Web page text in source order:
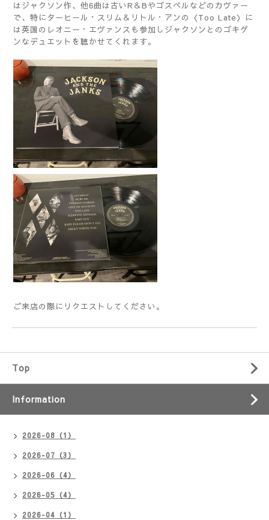
はジャクソン作、他6曲は古いR＆Bやゴスペルなどのカヴァー
で、特にターヒール・スリム＆リトル・アンの〈Too Late〉に
は英国のレオニー・エヴァンスも参加しジャクソンとのゴキゲ
ンなデュエットを聴かせてくれます。
ご来店の際にリクエストしてください。
Top
Information
2026-08（1）
2026-07（3）
2026-06（4）
2026-05（4）
2026-04（1）